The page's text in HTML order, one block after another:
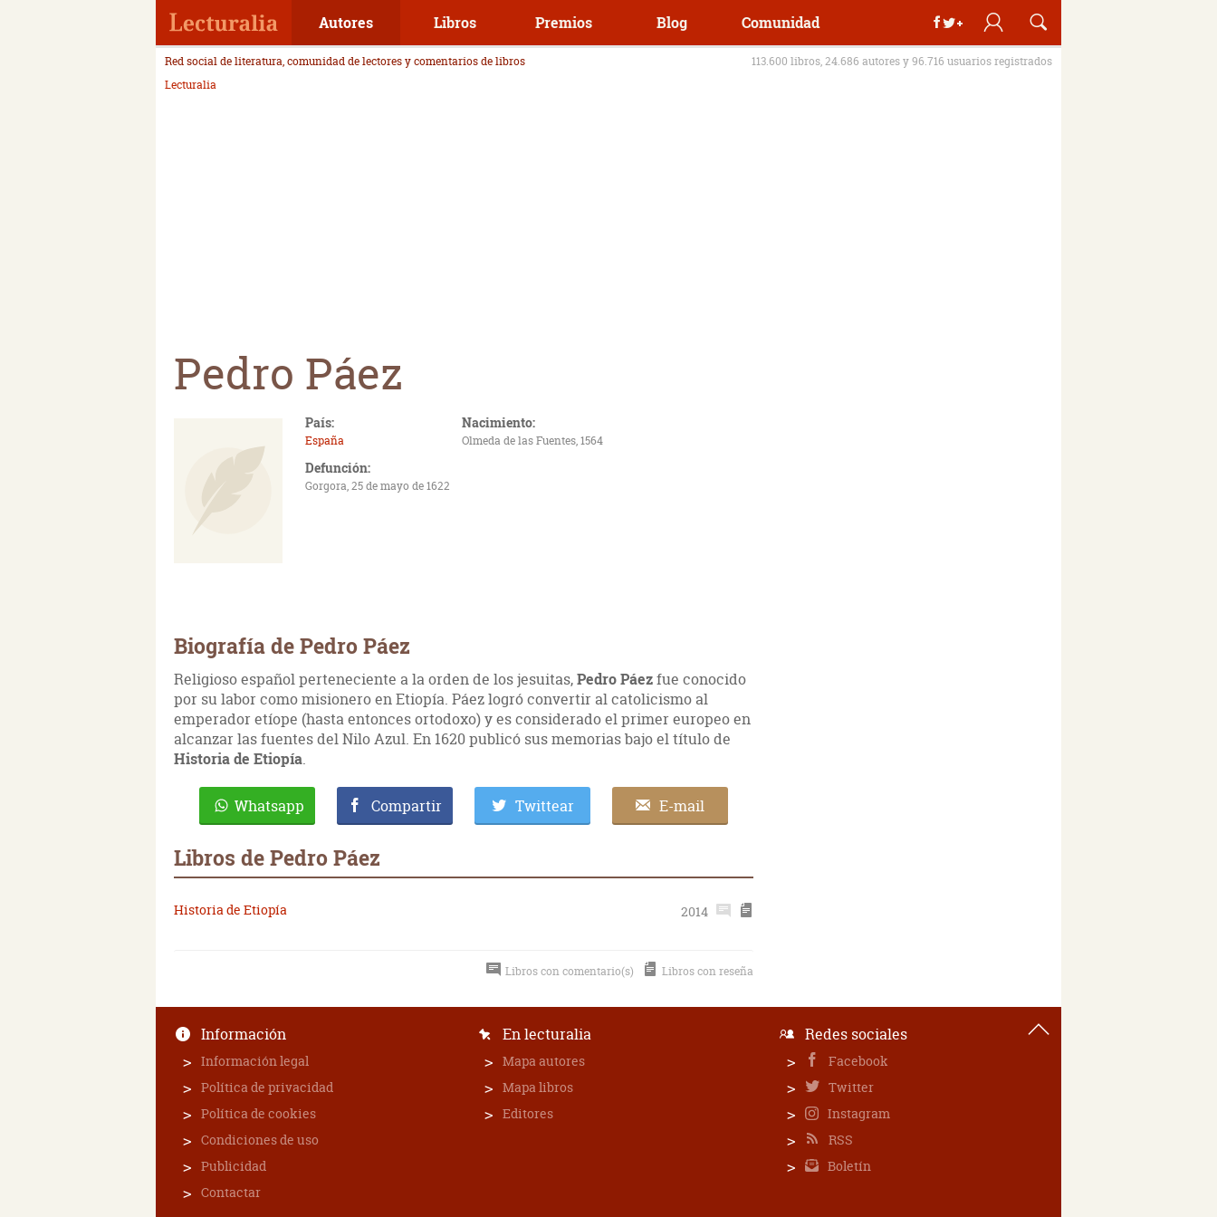
Autores Libros Premios Blog Comunidad
Red social de literatura, comunidad de lectores y comentarios de libros
113.600 libros, 24.686 autores y 96.716 usuarios registrados
Lecturalia
Pedro Páez
País:
España
Nacimiento:
Olmeda de las Fuentes, 1564
Defunción:
Gorgora, 25 de mayo de 1622
Biografía de Pedro Páez
Religioso español perteneciente a la orden de los jesuitas,Pedro Páezfue conocido
por su labor como misionero en Etiopía. Páez logró convertir al catolicismo al
emperador etíope (hasta entonces ortodoxo) y es considerado el primer europeo en
alcanzar las fuentes del Nilo Azul. En 1620 publicó sus memorias bajo el título de
Historia de Etiopía.
Whatsapp Compartir Twittear E-mail
Libros de Pedro Páez
Historia de Etiopía 2014
Libros con comentario(s) Libros con reseña
Información
Información legal
Política de privacidad
Política de cookies
Condiciones de uso
Publicidad
Contactar
En lecturalia
Mapa autores
Mapa libros
Editores
Redes sociales
Facebook
Twitter
Instagram
RSS
Boletín